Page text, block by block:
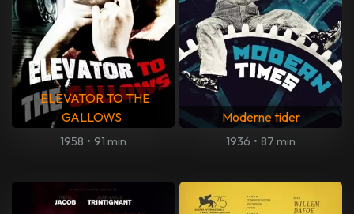
ELEVATOR TO THE
GALLOWS
1958 • 91 min
Moderne tider
1936 • 87 min